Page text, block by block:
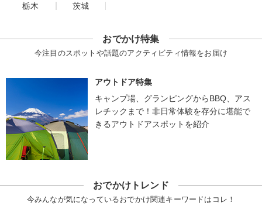
栃木
茨城
おでかけ特集
今注目のスポットや話題のアクティビティ情報をお届け
アウトドア特集
キャンプ場、グランピングからBBQ、アス
レチックまで！非日常体験を存分に堪能で
きるアウトドアスポットを紹介
おでかけトレンド
今みんなが気になっているおでかけ関連キーワードはコレ！